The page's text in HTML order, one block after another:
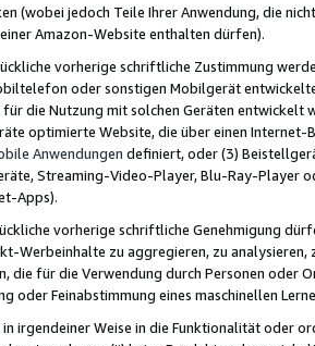
(wobei jedoch Teile Ihrer Anwendung, die
Amazon-Website enthalten dürfen).
vorherige schriftliche Zustimmung
oder sonstigen Mobilgerät
die Nutzung mit solchen Geräten
optimierte Website, die über einen
Anwendungen definiert, oder (3)
Streaming-Video-Player, Blu-Ray-Player
Apps).
vorherige schriftliche Genehmigung
Werbeinhalte zu aggregieren, zu
die für die Verwendung durch Personen
oder Feinabstimmung eines maschinellen
irgendeiner Weise in die Funktionalität oder